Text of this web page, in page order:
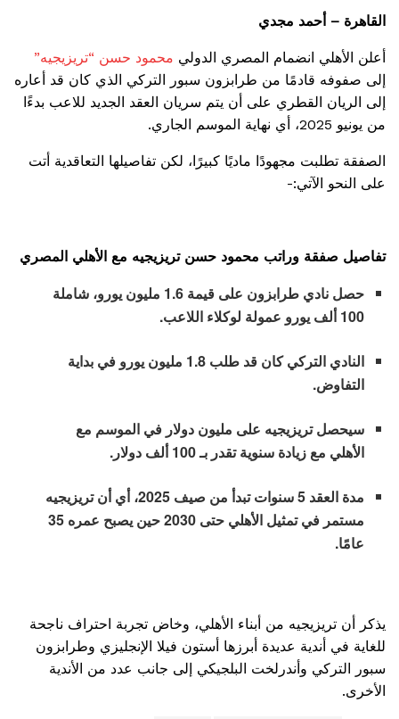
القاهرة – أحمد مجدي
أعلن الأهلي انضمام المصري الدولي محمود حسن “تريزيجيه”
إلى صفوفه قادمًا من طرابزون سبور التركي الذي كان قد أعاره
إلى الريان القطري على أن يتم سريان العقد الجديد للاعب بدءًا
من يونيو 2025، أي نهاية الموسم الجاري.
الصفقة تطلبت مجهودًا ماديًا كبيرًا، لكن تفاصيلها التعاقدية أتت
على النحو الآتي:-
تفاصيل صفقة وراتب محمود حسن تريزيجيه مع الأهلي المصري
حصل نادي طرابزون على قيمة 1.6 مليون يورو، شاملة
100 ألف يورو عمولة لوكلاء اللاعب.
النادي التركي كان قد طلب 1.8 مليون يورو في بداية
التفاوض.
سيحصل تريزيجيه على مليون دولار في الموسم مع
الأهلي مع زيادة سنوية تقدر بـ 100 ألف دولار.
مدة العقد 5 سنوات تبدأ من صيف 2025، أي أن تريزيجيه
مستمر في تمثيل الأهلي حتى 2030 حين يصبح عمره 35
عامًا.
يذكر أن تريزيجيه من أبناء الأهلي، وخاض تجربة احتراف ناجحة
للغاية في أندية عديدة أبرزها أستون فيلا الإنجليزي وطرابزون
سبور التركي وأندرلخت البلجيكي إلى جانب عدد من الأندية
الأخرى.